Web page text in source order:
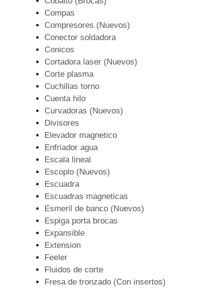
Compas
Compresores (Nuevos)
Conector soldadora
Conicos
Cortadora laser (Nuevos)
Corte plasma
Cuchillas torno
Cuenta hilo
Curvadoras (Nuevos)
Divisores
Elevador magnetico
Enfriador agua
Escala lineal
Escoplo (Nuevos)
Escuadra
Escuadras magneticas
Esmeril de banco (Nuevos)
Espiga porta brocas
Expansible
Extension
Feeler
Fluidos de corte
Fresa de tronzado (Con insertos)